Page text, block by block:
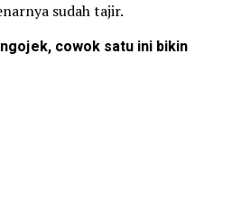
sudah tajir.
cowok satu ini bikin